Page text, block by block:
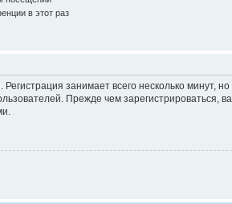
в этот раз
занимает всего несколько
Прежде чем